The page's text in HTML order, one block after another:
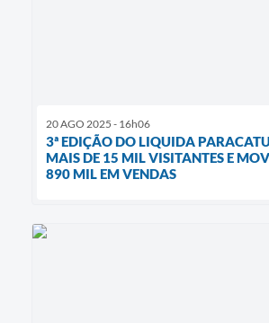
20 AGO 2025 - 16h06
3ª EDIÇÃO DO LIQUIDA
MAIS DE 15 MIL VISITANTES E
890 MIL EM VENDAS